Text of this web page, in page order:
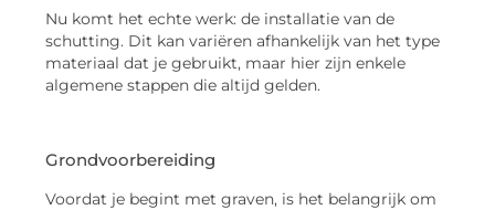
Nu komt het echte werk: de installatie van de
schutting. Dit kan variëren afhankelijk van het type
materiaal dat je gebruikt, maar hier zijn enkele
algemene stappen die altijd gelden.
Grondvoorbereiding
Voordat je begint met graven, is het belangrijk om